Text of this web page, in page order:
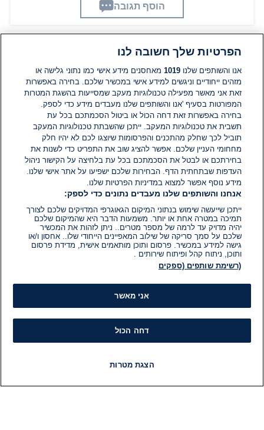
הוסף תגובה
תגובות
אין עדיין תגובות. היה הראשון להגיב
הוסף תגובה
הפרטיות שלך חשובה לנו
אנו והשותפים שלנו1019 מאחסנים מידע אישי כמו נתוני גלישה או
מזהים ייחודיים וניגשים למידע אישי במכשיר שלכם. בחירה באפשרות
זאת אני מאשר מפעילה טכנולוגיות מעקב שמסייעות בהשגת המטרות
המפורטות בסעיף 'אנו והשותפים שלנו מעבדים מידע כדי לספק.
בחירה באפשרות זאת דחה הכול או ביטול הסכמתכם בכל עת
תשבית את טכנולוגיות המעקב. ייתכן שהשבתת טכנולוגיות המעקב
תוביל לכך שחלק מהתכנים והפרסומות שיוצגו לכם לא יהיו חלק
מחחומי העניין שלכם. אפשר להציג שוב את התפריט כדי לשנות את
בחירתכם או לבטל את הסכמתכם בכל עת בלחיצה על הקישור ניהול
העדפות שבתחתית הדף. הבחירות שלכם ישפיעו על אתר אישי שלנו.
מידע נוסף אפשר למצוא במדיניות הפרטיות שלנו.
אנחנו והשותפים שלנו מעבדים נתונים כדי לספק:
ייתכן שייעשה שימוש בנתוני המיקום הגאוגרפי המדויקים שלכם לצורך
תמיכה במטרה אחת או יותר. משמעות הדבר היא שהמיקום שלכם
יהיה מדויק עד לרמה של מספר מטרים.. ניתן לזהות את המכשיר
שלכם על סמך סריקה של שילוב המאפיינים הייחודי שלו.. אחסון ו/או
גישה למידע במכשיר. פרסום ותוכן מותאמים אישית, מדידת פרסום
ותוכן, ניתוח קהל ופיתוח שירותים .
(רשימת שותפים (ספקים
אני מאשר
דחה הכול
הצגת מטרות